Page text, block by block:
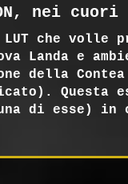
nei
LUT che volle
Landa e
della
Questa
una di esse)